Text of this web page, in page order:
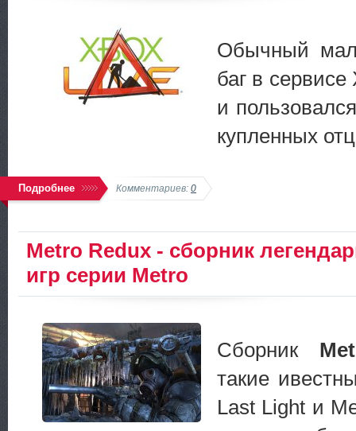
Обычный
баг в
и
купленных
Подробнее Комментариев: 0
Metro Redux - сборник
игр серии Metro
Сборник
такие
Last Light и